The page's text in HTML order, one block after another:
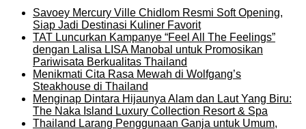
Savoey Mercury Ville Chidlom Resmi Soft Opening,
Siap Jadi Destinasi Kuliner Favorit
TAT Luncurkan Kampanye “Feel All The Feelings”
dengan Lalisa LISA Manobal untuk Promosikan
Pariwisata Berkualitas Thailand
Menikmati Cita Rasa Mewah di Wolfgang’s
Steakhouse di Thailand
Menginap Dintara Hijaunya Alam dan Laut Yang Biru:
The Naka Island Luxury Collection Resort & Spa
Thailand Larang Penggunaan Ganja untuk Umum,